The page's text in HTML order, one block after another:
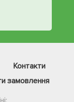
Контакти
замовлення